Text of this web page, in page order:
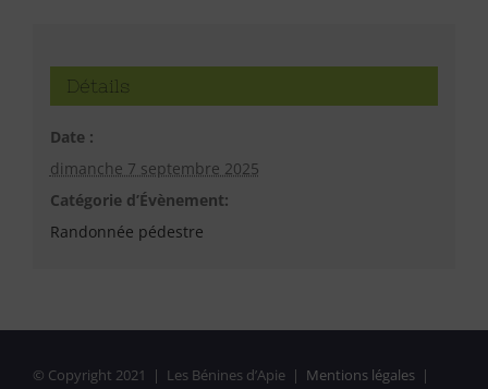
Détails
Date :
dimanche 7 septembre 2025
Catégorie d’Évènement:
Randonnée pédestre
© Copyright 2021 | Les Bénines d’Apie | Mentions légales|